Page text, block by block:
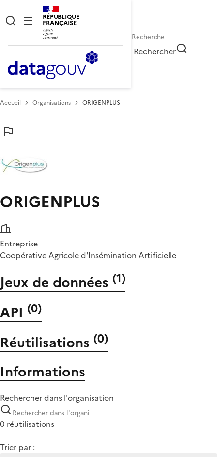
RÉPUBLIQUE
FRANÇAISE
Rechercher
Accueil Organisations ORIGENPLUS
ORIGENPLUS
Entreprise
Coopérative Agricole d'Insémination Artificielle
Jeux de données (1)
API (0)
Réutilisations (0)
Informations
Rechercher dans l'organisation
0 réutilisations
Trier par :